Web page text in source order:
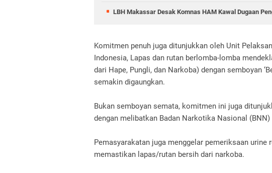
LBH Makassar Desak Komnas HAM Kawal Dugaan
Komitmen penuh juga ditunjukkan oleh Unit
Indonesia, Lapas dan rutan berlomba-lomba
dari Hape, Pungli, dan Narkoba) dengan semboyan
semakin digaungkan.
Bukan semboyan semata, komitmen ini juga
dengan melibatkan Badan Narkotika Nasional
Pemasyarakatan juga menggelar pemeriksaan urine
memastikan lapas/rutan bersih dari narkoba.